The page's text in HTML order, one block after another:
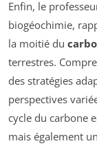
Enfin, le
biogéochimie,
la moitié du
terrestres.
des stratégies
perspectives
cycle du carbone
mais également